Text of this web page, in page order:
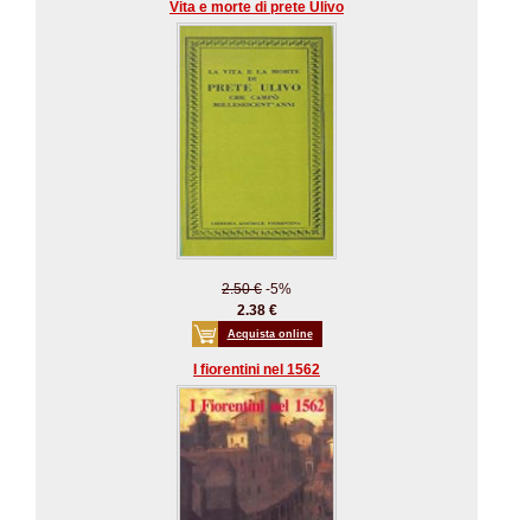
Vita e morte di prete Ulivo
2.50 € -5%
2.38 €
Acquista online
I fiorentini nel 1562